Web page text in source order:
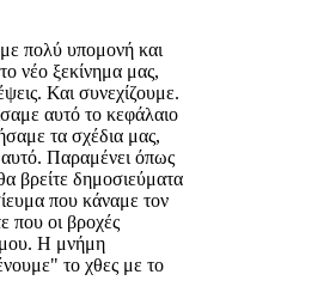
πολύ υπομονή και
νέο ξεκίνημα μας,
Και συνεχίζουμε.
αυτό το κεφάλαιο
τα σχέδια μας,
Παραμένει όπως
βρείτε δημοσιεύματα
που κάναμε τον
που οι βροχές
μου. Η μνήμη
το χθες με το